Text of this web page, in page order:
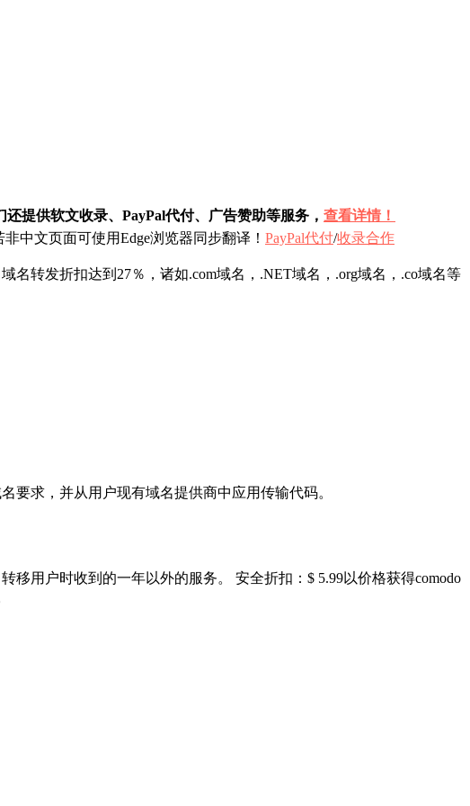
还提供软文收录、PayPal代付、广告赞助等服务， 查看详情！
中文页面可使用Edge浏览器同步翻译！ PayPal代付/收录合作
名转发折扣达到27％，诸如.com域名，.NET域名，.org域名，.co域名等
要求，并从用户现有域名提供商中应用传输代码。
移用户时收到的一年以外的服务。 安全折扣：$ 5.99以价格获得comodo